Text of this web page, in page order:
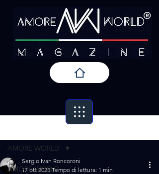
AMORE WORLD
AMORE WORLD
Sergio Ivan Roncoroni
17 ott 2023 Tempo di lettura: 1 min